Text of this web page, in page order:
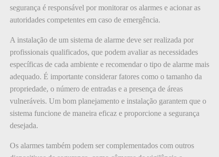
segurança é responsável por monitorar os alarmes e acionar as
autoridades competentes em caso de emergência.
A instalação de um sistema de alarme deve ser realizada por
profissionais qualificados, que podem avaliar as necessidades
específicas de cada ambiente e recomendar o tipo de alarme mais
adequado. É importante considerar fatores como o tamanho da
propriedade, o número de entradas e a presença de áreas
vulneráveis. Um bom planejamento e instalação garantem que o
sistema funcione de maneira eficaz e proporcione a segurança
desejada.
Os alarmes também podem ser complementados com outros